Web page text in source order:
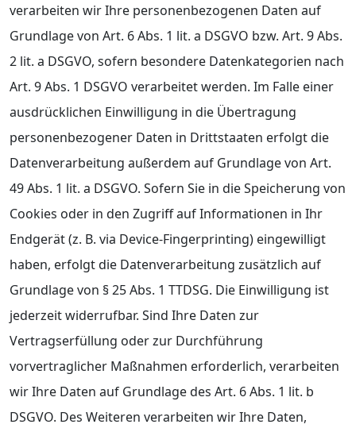
verarbeiten wir Ihre personenbezogenen Daten auf
Grundlage von Art. 6 Abs. 1 lit. a DSGVO bzw. Art. 9 Abs.
2 lit. a DSGVO, sofern besondere Datenkategorien nach
Art. 9 Abs. 1 DSGVO verarbeitet werden. Im Falle einer
ausdrücklichen Einwilligung in die Übertragung
personenbezogener Daten in Drittstaaten erfolgt die
Datenverarbeitung außerdem auf Grundlage von Art.
49 Abs. 1 lit. a DSGVO. Sofern Sie in die Speicherung von
Cookies oder in den Zugriff auf Informationen in Ihr
Endgerät (z. B. via Device-Fingerprinting) eingewilligt
haben, erfolgt die Datenverarbeitung zusätzlich auf
Grundlage von § 25 Abs. 1 TTDSG. Die Einwilligung ist
jederzeit widerrufbar. Sind Ihre Daten zur
Vertragserfüllung oder zur Durchführung
vorvertraglicher Maßnahmen erforderlich, verarbeiten
wir Ihre Daten auf Grundlage des Art. 6 Abs. 1 lit. b
DSGVO. Des Weiteren verarbeiten wir Ihre Daten,